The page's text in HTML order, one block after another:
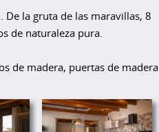
la gruta de las maravillas, 8
de naturaleza pura.
de madera, puertas de madera